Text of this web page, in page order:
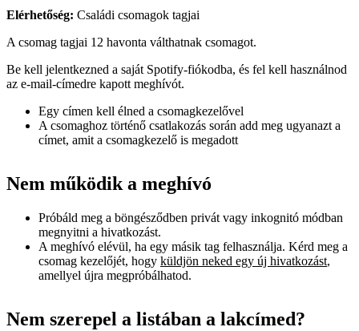
Elérhetőség: Családi csomagok tagjai
A csomag tagjai 12 havonta válthatnak csomagot.
Be kell jelentkezned a saját Spotify-fiókodba, és fel kell használnod
az e-mail-címedre kapott meghívót.
Egy címen kell élned a csomagkezelővel
A csomaghoz történő csatlakozás során add meg ugyanazt a
címet, amit a csomagkezelő is megadott
Nem működik a meghívó
Próbáld meg a böngésződben privát vagy inkognitó módban
megnyitni a hivatkozást.
A meghívó elévül, ha egy másik tag felhasználja. Kérd meg a
csomag kezelőjét, hogy küldjön neked egy új hivatkozást,
amellyel újra megpróbálhatod.
Nem szerepel a listában a lakcímed?